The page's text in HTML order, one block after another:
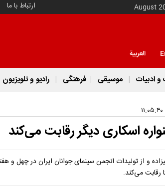
ارتباط با ما
العربية
و ادبیات موسیقی فرهنگی رادیو و تلویزیون
اسکاری دیگر رقابت می‌کند
و از تولیدات انجمن سینمای جوانان ایران در چهل و
رقابت می‌کند.